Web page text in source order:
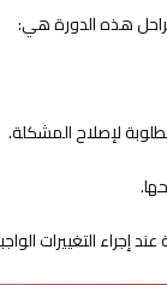
هذه الدورة هي: